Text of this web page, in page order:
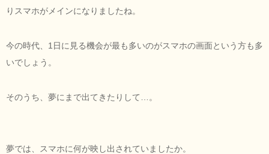
りスマホがメインになりましたね。
今の時代、1日に見る機会が最も多いのがスマホの画面という方も多
いでしょう。
そのうち、夢にまで出てきたりして…。
夢では、スマホに何が映し出されていましたか。